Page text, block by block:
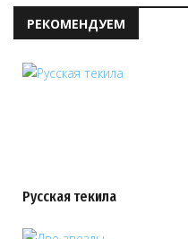
РЕКОМЕНДУЕМ
Русская текила